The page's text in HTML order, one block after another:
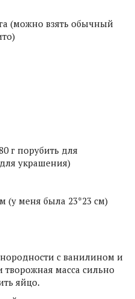
(можно взять обычный
г порубить для
для украшения)
(у меня была 23*23 см)
с ванилином и
творожная масса сильно
яйцо.